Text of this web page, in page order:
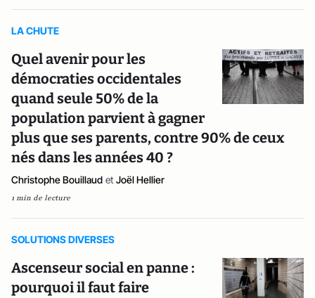
LA CHUTE
Quel avenir pour les
démocraties occidentales
quand seule 50% de la
population parvient à gagner
plus que ses parents, contre 90% de ceux
nés dans les années 40 ?
Christophe Bouillaud et Joël Hellier
1 min de lecture
SOLUTIONS DIVERSES
Ascenseur social en panne :
pourquoi il faut faire